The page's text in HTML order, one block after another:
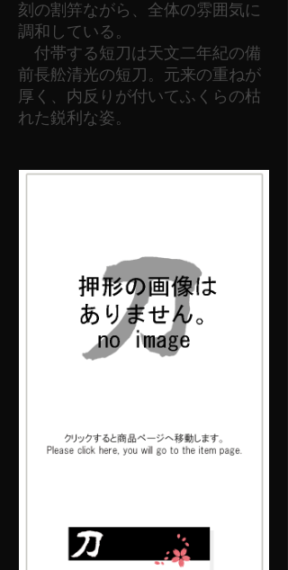
刻の割笄ながら、全体の雰囲気に
調和している。
付帯する短刀は天文二年紀の備
前長舩清光の短刀。元来の重ねが
厚く、内反りが付いてふくらの枯
れた鋭利な姿。